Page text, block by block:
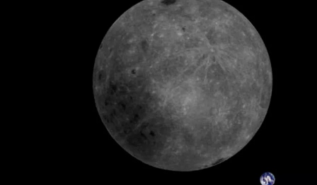
Europa
Altrecose
Mondiali calcio 2026